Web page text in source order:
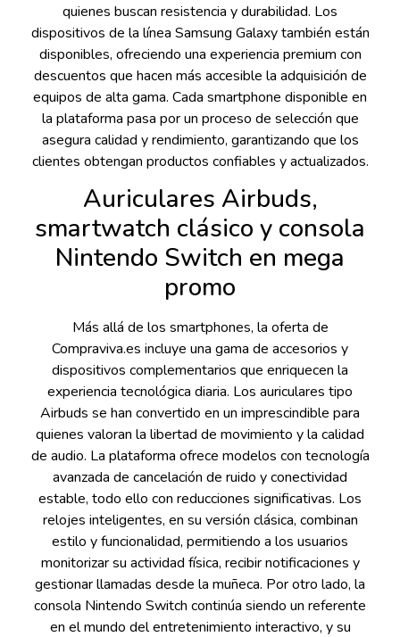
quienes buscan resistencia y durabilidad. Los
dispositivos de la línea Samsung Galaxy también están
disponibles, ofreciendo una experiencia premium con
descuentos que hacen más accesible la adquisición de
equipos de alta gama. Cada smartphone disponible en
la plataforma pasa por un proceso de selección que
asegura calidad y rendimiento, garantizando que los
clientes obtengan productos confiables y actualizados.
Auriculares Airbuds,
smartwatch clásico y consola
Nintendo Switch en mega
promo
Más allá de los smartphones, la oferta de
Compraviva.es incluye una gama de accesorios y
dispositivos complementarios que enriquecen la
experiencia tecnológica diaria. Los auriculares tipo
Airbuds se han convertido en un imprescindible para
quienes valoran la libertad de movimiento y la calidad
de audio. La plataforma ofrece modelos con tecnología
avanzada de cancelación de ruido y conectividad
estable, todo ello con reducciones significativas. Los
relojes inteligentes, en su versión clásica, combinan
estilo y funcionalidad, permitiendo a los usuarios
monitorizar su actividad física, recibir notificaciones y
gestionar llamadas desde la muñeca. Por otro lado, la
consola Nintendo Switch continúa siendo un referente
en el mundo del entretenimiento interactivo, y su